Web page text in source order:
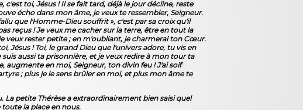
toi, Jésus ! Il se fait tard, déjà le jour décline, reste
écho dans mon âme, je veux te ressembler, Seigneur.
que l'Homme-Dieu souffrit », c'est par sa croix qu'il
reçus ! Je veux me cacher sur la terre, être en tout la
veux rester petite ; en m'oubliant, je charmerai ton Cœur.
Jésus ! Toi, le grand Dieu que l'univers adore, tu vis en
aussi ta prisonnière, et je veux redire à mon tour ta
augmente en moi, Seigneur, ton divin feu ! J'ai soif
; plus je le sens brûler en moi, et plus mon âme te
La petite Thérèse a extraordinairement bien saisi quel
la place en nous.